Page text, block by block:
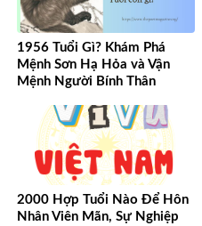
1956 Tuổi Gì? Khám Phá
Mệnh Sơn Hạ Hỏa và Vận
Mệnh Người Bính Thân
2000 Hợp Tuổi Nào Để Hôn
Nhân Viên Mãn, Sự Nghiệp